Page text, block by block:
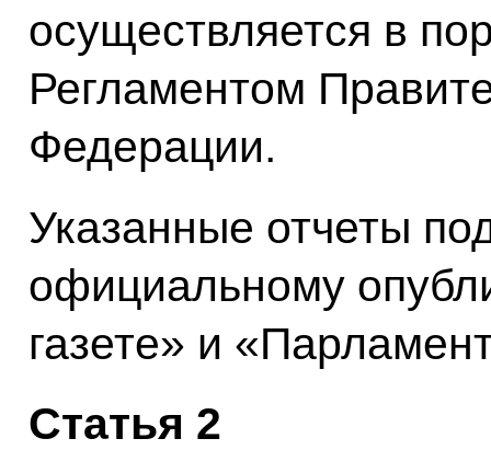
осуществляется в
Регламентом
Федерации.
Указанные отчеты
официальному
газете» и
Статья 2